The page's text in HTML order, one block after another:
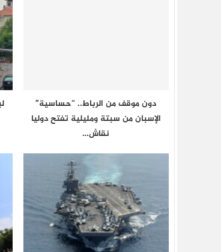
دون موقف من الرباط.. “حساسية”
الإسبان من سبتة ومليلية تفتح دوليا
نقاش…